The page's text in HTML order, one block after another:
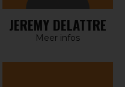
JEREMY DELATTRE
Meer infos